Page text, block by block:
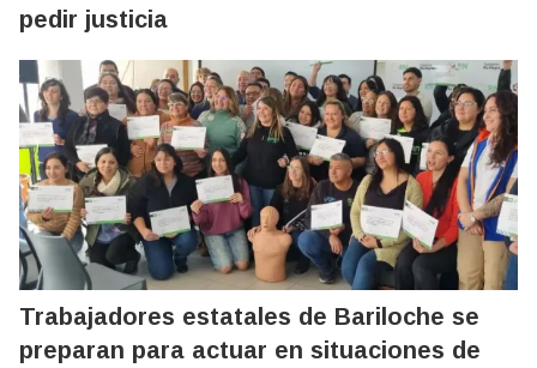
pedir justicia
Trabajadores estatales de Bariloche se
preparan para actuar en situaciones de